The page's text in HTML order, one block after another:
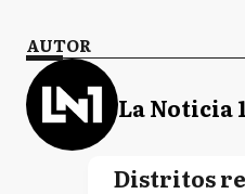
AUTOR
La Noticia 1
Distritos